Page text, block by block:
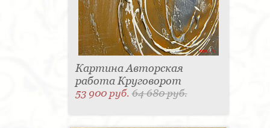
Картина Авторская
работа Круговорот
53 900 руб.64 680 руб.